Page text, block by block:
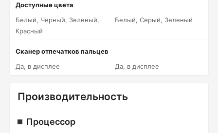
Доступные цвета
Белый, Черный, Зеленый,
Красный
Белый, Серый, Зеленый
Сканер отпечатков пальцев
Да, в дисплее
Да, в дисплее
Производительность
Процессор